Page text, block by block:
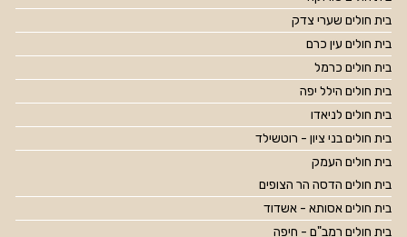
בית חולים שערי צדק
בית חולים עין כרם
בית חולים כרמל
בית חולים הילל יפה
בית חולים לניאדו
בית חולים בני ציון - רוטשילד
בית חולים העמק
בית חולים הדסה הר הצופים
בית חולים אסותא - אשדוד
בית חולים רמב"ם - חיפה